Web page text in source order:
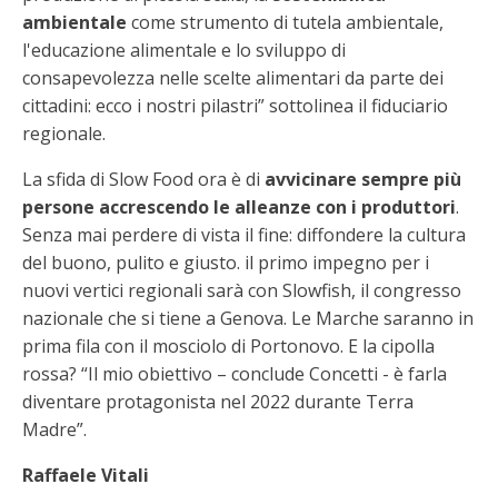
ambientale come strumento di tutela ambientale,
l'educazione alimentale e lo sviluppo di
consapevolezza nelle scelte alimentari da parte dei
cittadini: ecco i nostri pilastri” sottolinea il fiduciario
regionale.
La sfida di Slow Food ora è di avvicinare sempre più
persone accrescendo le alleanze con i produttori.
Senza mai perdere di vista il fine: diffondere la cultura
del buono, pulito e giusto. il primo impegno per i
nuovi vertici regionali sarà con Slowfish, il congresso
nazionale che si tiene a Genova. Le Marche saranno in
prima fila con il mosciolo di Portonovo. E la cipolla
rossa? “Il mio obiettivo – conclude Concetti - è farla
diventare protagonista nel 2022 durante Terra
Madre”.
Raffaele Vitali